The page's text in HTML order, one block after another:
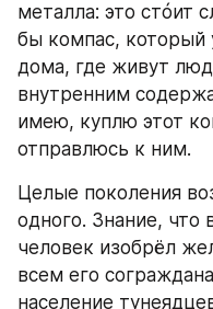
металла: это стóит
бы компас, который
дома, где живут
внутренним
имею, куплю этот
отправлюсь к ним.
Целые поколения
одного. Знание, что
человек изобрёл
всем его
население